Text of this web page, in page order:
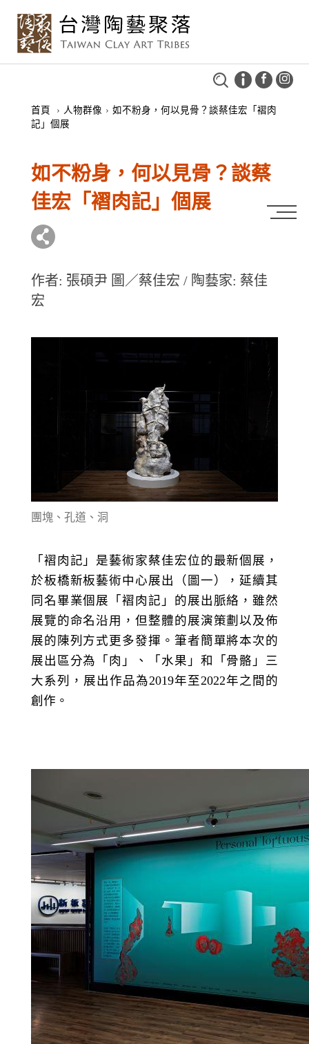
首頁 › 人物群像 › 如不粉身，何以見骨？談蔡佳宏「褶肉
記」個展
如不粉身，何以見骨？談蔡
佳宏「褶肉記」個展
作者: 張碩尹 圖／蔡佳宏 / 陶藝家: 蔡佳
宏
團塊、孔道、洞
「褶肉記」是藝術家蔡佳宏位的最新個展，
於板橋新板藝術中心展出（圖一），延續其
同名畢業個展「褶肉記」的展出脈絡，雖然
展覽的命名沿用，但整體的展演策劃以及佈
展的陳列方式更多發揮。筆者簡單將本次的
展出區分為「肉」、「水果」和「骨骼」三
大系列，展出作品為2019年至2022年之間的
創作。